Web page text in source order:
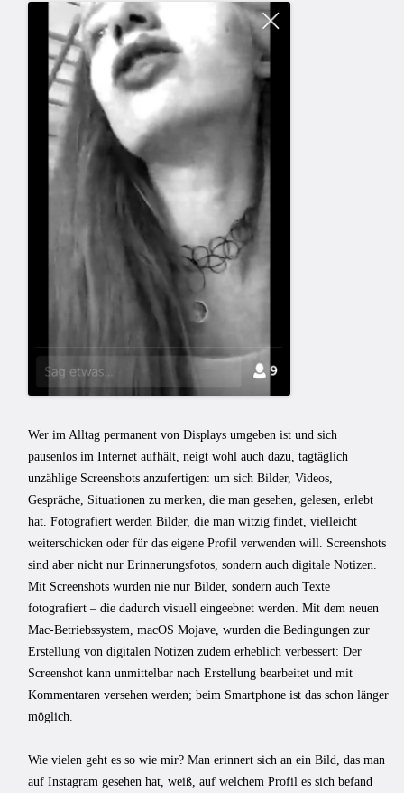
Wer im Alltag permanent von Displays umgeben ist und sich
pausenlos im Internet aufhält, neigt wohl auch dazu, tagtäglich
unzählige Screenshots anzufertigen: um sich Bilder, Videos,
Gespräche, Situationen zu merken, die man gesehen, gelesen, erlebt
hat. Fotografiert werden Bilder, die man witzig findet, vielleicht
weiterschicken oder für das eigene Profil verwenden will. Screenshots
sind aber nicht nur Erinnerungsfotos, sondern auch digitale Notizen.
Mit Screenshots wurden nie nur Bilder, sondern auch Texte
fotografiert – die dadurch visuell eingeebnet werden. Mit dem neuen
Mac-Betriebssystem, macOS Mojave, wurden die Bedingungen zur
Erstellung von digitalen Notizen zudem erheblich verbessert: Der
Screenshot kann unmittelbar nach Erstellung bearbeitet und mit
Kommentaren versehen werden; beim Smartphone ist das schon länger
möglich.
Wie vielen geht es so wie mir? Man erinnert sich an ein Bild, das man
auf Instagram gesehen hat, weiß, auf welchem Profil es sich befand